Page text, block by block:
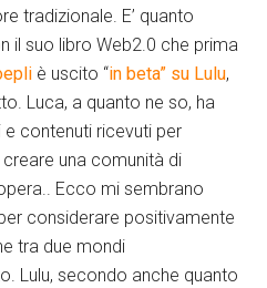
tradizionale. E’ quanto
il suo libro Web2.0 che prima
è uscito “in beta” su Lulu,
Luca, a quanto ne so, ha
contenuti ricevuti per
una comunità di
Ecco mi sembrano
considerare positivamente
tra due mondi
Lulu, secondo anche quanto